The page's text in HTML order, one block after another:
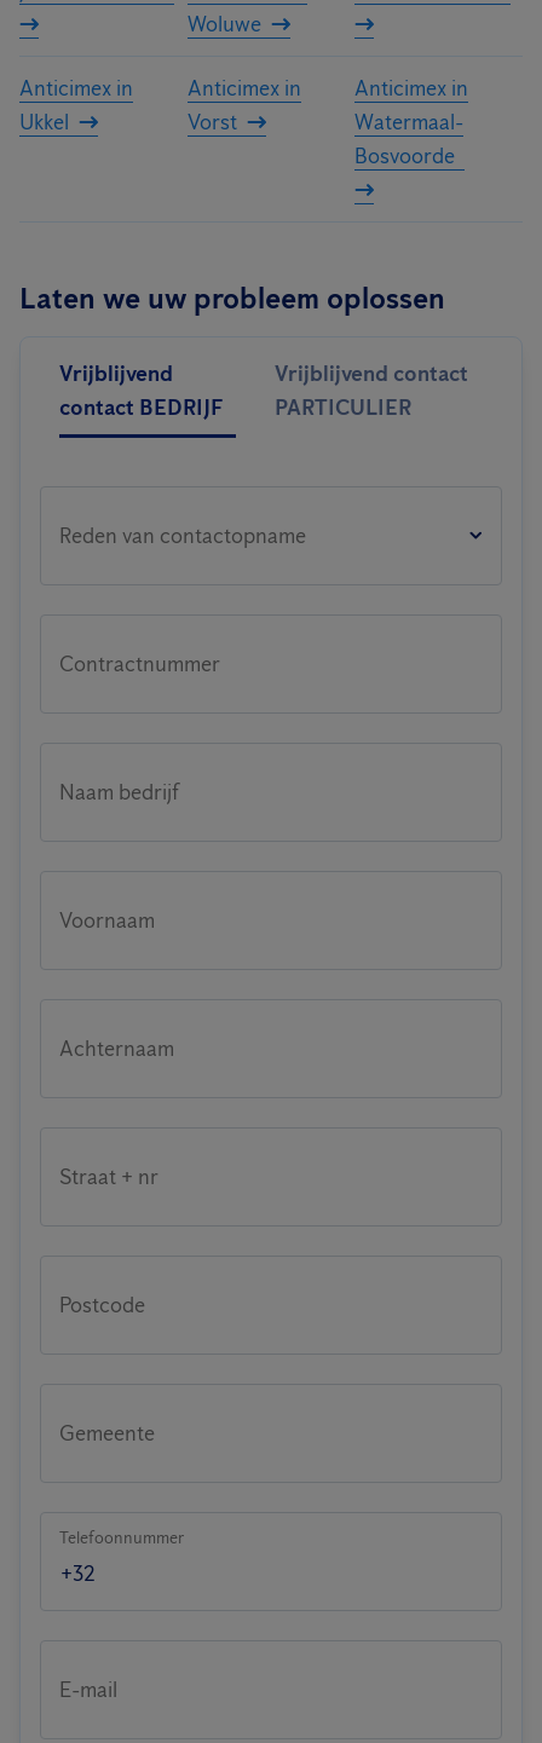
Woluwe
Anticimex in
Ukkel
Anticimex in
Vorst
Anticimex in
Watermaal-
Bosvoorde
Laten we uw probleem oplossen
Vrijblijvend
contact BEDRIJF
Vrijblijvend contact
PARTICULIER
Reden van contactopname
Contractnummer
Naam bedrijf
Voornaam
Achternaam
Straat + nr
Postcode
Gemeente
Telefoonnummer
E-mail